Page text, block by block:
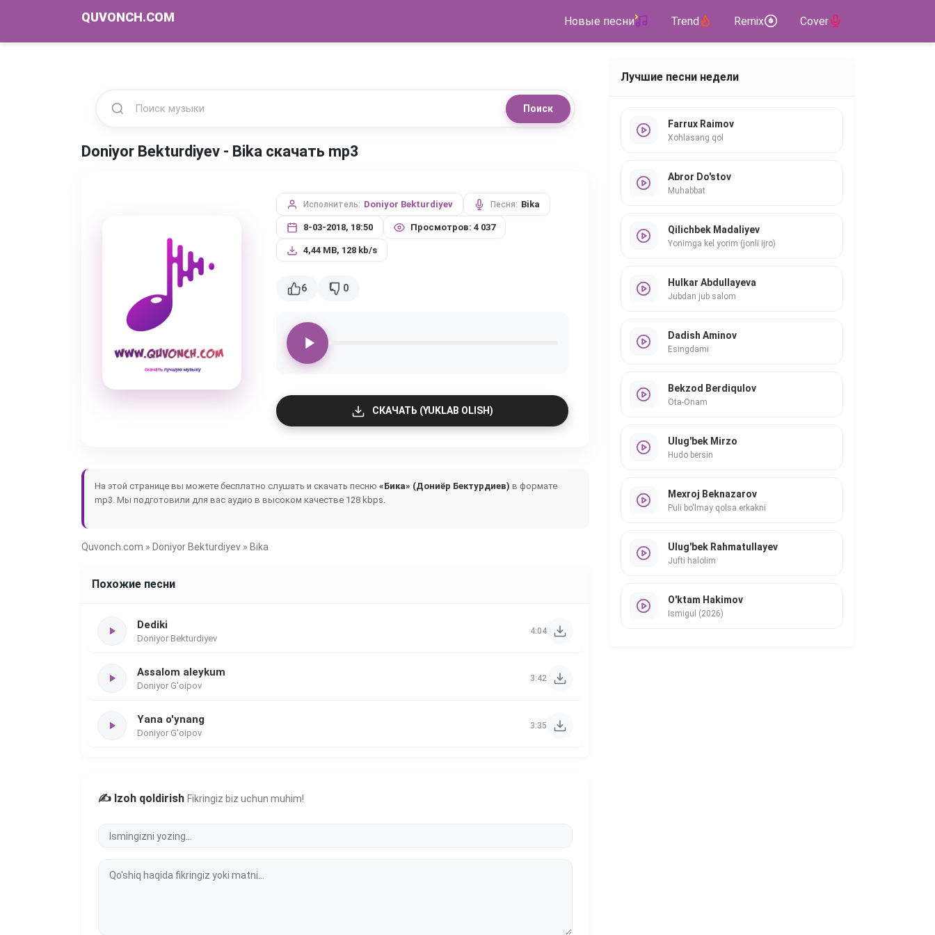
QUVONCH.COM Новые песни Trend Remix Cover
Поиск
Doniyor Bekturdiyev - Bika скачать mp3
Исполнитель: Doniyor Bekturdiyev Песня: Bika
8-03-2018, 18:50 Просмотров: 4 037
4,44 MB, 128 kb/s
6 0
СКАЧАТЬ (YUKLAB OLISH)
На этой странице вы можете бесплатно слушать и скачать песню «Бика» (Дониёр Бектурдиев) в формате
mp3. Мы подготовили для вас аудио в высоком качестве 128 kbps.
Quvonch.com » Doniyor Bekturdiyev » Bika
Похожие песни
Dediki
Doniyor Bekturdiyev
4:04
Assalom aleykum
Doniyor G'oipov
3:42
Yana o'ynang
Doniyor G'oipov
3:35
✍️ Izoh qoldirish Fikringiz biz uchun muhim!
Лучшие песни недели
Farrux Raimov
Xohlasang qol
Abror Do'stov
Muhabbat
Qilichbek Madaliyev
Yonimga kel yorim (jonli ijro)
Hulkar Abdullayeva
Jubdan jub salom
Dadish Aminov
Esingdami
Bekzod Berdiqulov
Ota-Onam
Ulug'bek Mirzo
Hudo bersin
Mexroj Beknazarov
Puli bo'lmay qolsa erkakni
Ulug'bek Rahmatullayev
Jufti halolim
O'ktam Hakimov
Ismigul (2026)